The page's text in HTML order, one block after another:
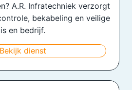
A.R. Infratechniek verzorgt
bekabeling en veilige
en bedrijf.
Bekijk dienst